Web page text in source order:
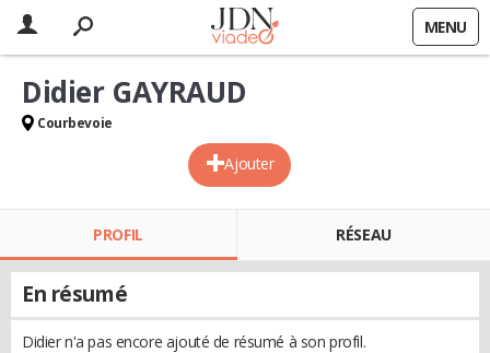
MENU
Ajouter
Didier GAYRAUD
Courbevoie
PROFIL RÉSEAU
En résumé
Didier n'a pas encore ajouté de résumé à son profil.